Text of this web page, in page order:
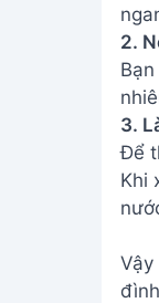
2.
3.
Để
Khi